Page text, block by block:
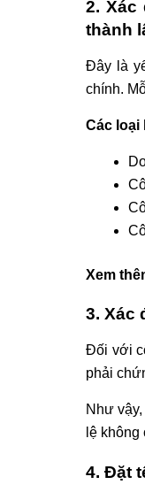
2.
thành
Đây là
chính.
Các loại
Xem
3. Xác
Đối với
phải
Như
lệ
4. Đặt